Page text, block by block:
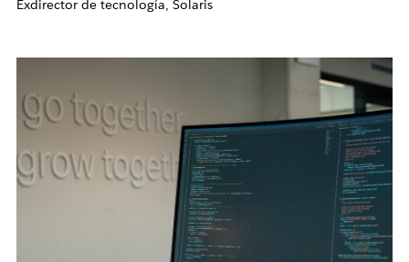
Exdirector de tecnología, Solaris